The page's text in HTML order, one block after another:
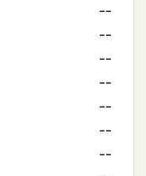
--
--
--
--
--
--
--